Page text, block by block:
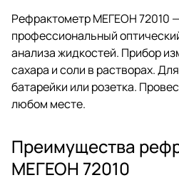
Рефрактометр МЕГЕОН 72010
профессиональный
анализа жидкостей. Прибор
сахара и соли в растворах.
батарейки или розетка.
любом месте.
Преимущества
МЕГЕОН 72010